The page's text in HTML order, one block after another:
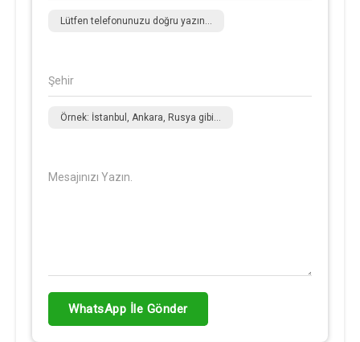
Lütfen telefonunuzu doğru yazın...
Şehir
Örnek: İstanbul, Ankara, Rusya gibi...
Mesajınızı Yazın.
WhatsApp İle Gönder